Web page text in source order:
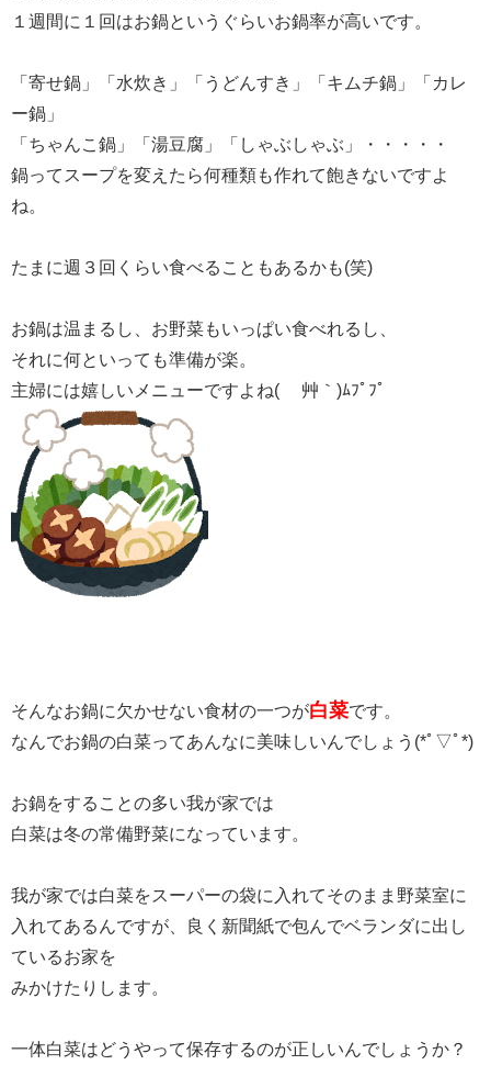
１週間に１回はお鍋というぐらいお鍋率が高いです。
「寄せ鍋」「水炊き」「うどんすき」「キムチ鍋」「カレ
ー鍋」
「ちゃんこ鍋」「湯豆腐」「しゃぶしゃぶ」・・・・・
鍋ってスープを変えたら何種類も作れて飽きないですよ
ね。
たまに週３回くらい食べることもあるかも(笑)
お鍋は温まるし、お野菜もいっぱい食べれるし、
それに何といっても準備が楽。
主婦には嬉しいメニューですよね( ´艸｀)ﾑﾌﾟﾌﾟ
そんなお鍋に欠かせない食材の一つが白菜です。
なんでお鍋の白菜ってあんなに美味しいんでしょう(*ﾟ▽ﾟ*)
お鍋をすることの多い我が家では
白菜は冬の常備野菜になっています。
我が家では白菜をスーパーの袋に入れてそのまま野菜室に
入れてあるんですが、良く新聞紙で包んでベランダに出し
ているお家を
みかけたりします。
一体白菜はどうやって保存するのが正しいんでしょうか？